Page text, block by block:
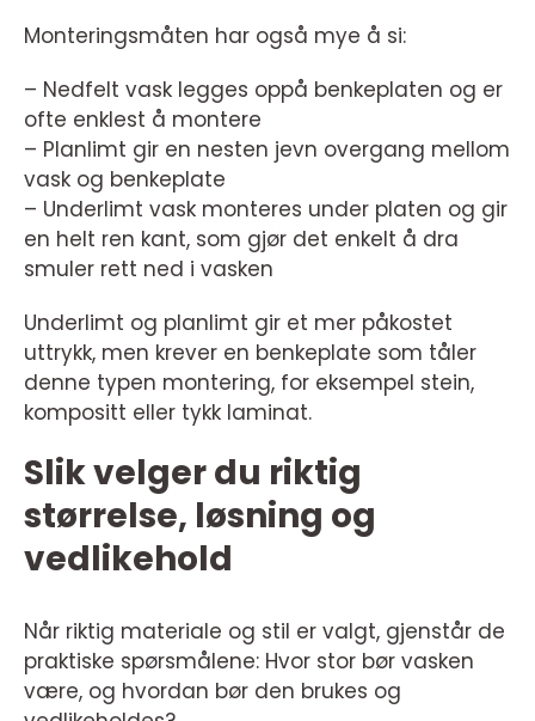
Monteringsmåten har også mye å si:
– Nedfelt vask legges oppå benkeplaten og er
ofte enklest å montere
– Planlimt gir en nesten jevn overgang mellom
vask og benkeplate
– Underlimt vask monteres under platen og gir
en helt ren kant, som gjør det enkelt å dra
smuler rett ned i vasken
Underlimt og planlimt gir et mer påkostet
uttrykk, men krever en benkeplate som tåler
denne typen montering, for eksempel stein,
kompositt eller tykk laminat.
Slik velger du riktig
størrelse, løsning og
vedlikehold
Når riktig materiale og stil er valgt, gjenstår de
praktiske spørsmålene: Hvor stor bør vasken
være, og hvordan bør den brukes og